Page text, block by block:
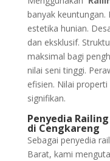
banyak keuntungan.
estetika hunian.
dan eksklusif.
maksimal bagi
nilai seni tinggi.
efisien. Nilai
signifikan.
Penyedia
di Cengkareng
Sebagai penyedia
Barat, kami